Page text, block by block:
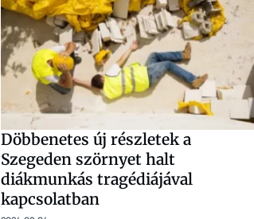
Döbbenetes új részletek a
Szegeden szörnyet halt
diákmunkás tragédiájával
kapcsolatban